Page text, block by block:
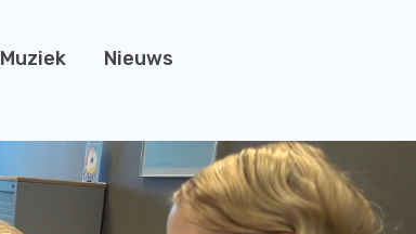
Muziek Nieuws